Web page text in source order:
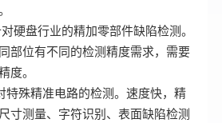
硬盘行业的精加零部件缺陷检测。
部位有不同的检测精度需求，需要
度。
特殊精准电路的检测。速度快，精
寸测量、字符识别、表面缺陷检测